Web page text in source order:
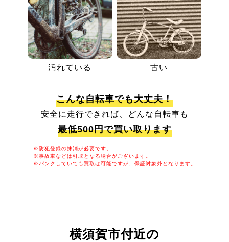
汚れている 古い
こんな自転車でも大丈夫！
安全に走行できれば、どんな自転車も
最低500円で買い取ります
※防犯登録の抹消が必要です。
※事故車などは引取となる場合がございます。
※パンクしていても買取は可能ですが、保証対象外となります。
横須賀市付近の